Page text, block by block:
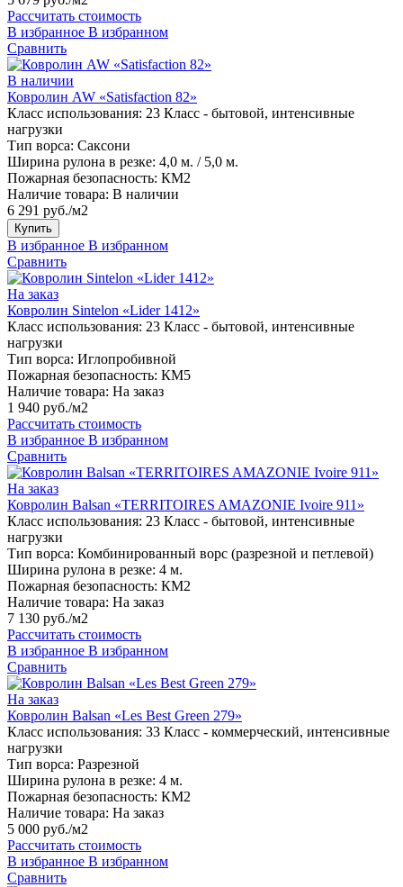
Рассчитать стоимость
В избранное В избранном
Сравнить
В наличии
Ковролин AW «Satisfaction 82»
Класс использования: 23 Класс - бытовой, интенсивные
нагрузки
Тип ворса: Саксони
Ширина рулона в резке: 4,0 м. / 5,0 м.
Пожарная безопасность: КМ2
Наличие товара: В наличии
6 291 руб./м2
Купить
В избранное В избранном
Сравнить
На заказ
Ковролин Sintelon «Lider 1412»
Класс использования: 23 Класс - бытовой, интенсивные
нагрузки
Тип ворса: Иглопробивной
Пожарная безопасность: КМ5
Наличие товара: На заказ
1 940 руб./м2
Рассчитать стоимость
В избранное В избранном
Сравнить
На заказ
Ковролин Balsan «TERRITOIRES AMAZONIE Ivoire 911»
Класс использования: 23 Класс - бытовой, интенсивные
нагрузки
Тип ворса: Комбинированный ворс (разрезной и петлевой)
Ширина рулона в резке: 4 м.
Пожарная безопасность: КМ2
Наличие товара: На заказ
7 130 руб./м2
Рассчитать стоимость
В избранное В избранном
Сравнить
На заказ
Ковролин Balsan «Les Best Green 279»
Класс использования: 33 Класс - коммерческий, интенсивные
нагрузки
Тип ворса: Разрезной
Ширина рулона в резке: 4 м.
Пожарная безопасность: КМ2
Наличие товара: На заказ
5 000 руб./м2
Рассчитать стоимость
В избранное В избранном
Сравнить